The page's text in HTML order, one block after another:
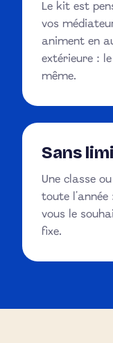
Le kit est
vos
animent en
extérieure :
même.
Sans
Une classe
toute l'année
vous le
fixe.